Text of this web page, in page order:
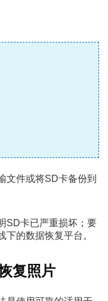
文件或将SD卡备份到
SD卡已严重损坏；要
的数据恢复平台。
复照片